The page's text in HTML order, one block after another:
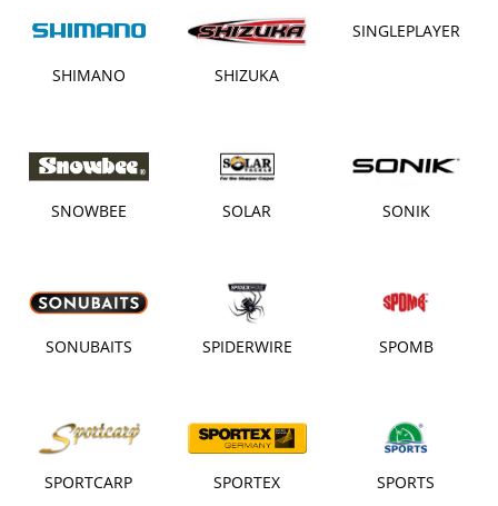
SHIMANO SHIZUKA
SINGLEPLAYER
SNOWBEE SOLAR SONIK
SONUBAITS SPIDERWIRE SPOMB
SPORTCARP SPORTEX SPORTS